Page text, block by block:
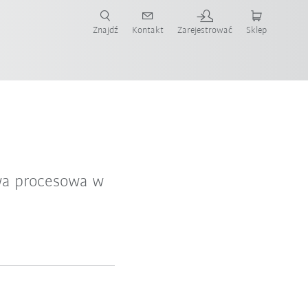
Znajdź Kontakt Zarejestrować Sklep
procesowa w